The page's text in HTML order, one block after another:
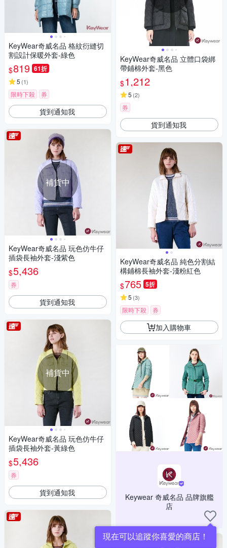
KeyWear奇威名品 格紋衍縫切
割設計保暖外套-綠色
$819 61折
5 (1)
限時下殺 券
貨到通知我
補貨中
KeyWear奇威名品 玩色仿牛仔
插袋長袖外套-淺紫色
$5,436
券
貨到通知我
補貨中
KeyWear奇威名品 玩色仿牛仔
插袋長袖外套-黃綠色
$5,436
券
貨到通知我
KeyWear奇威名品 立體口袋綁
帶鋪棉外套-黑色
$1,212
5 (2)
券
貨到通知我
KeyWear奇威名品 純色分割結
構鋪棉長袖外套-淺粉紅色
$765 5折
5 (3)
限時下殺 券
加入購物車
Keywear 奇威名品 品牌旗艦
店
現在可以追蹤你喜愛的商店！